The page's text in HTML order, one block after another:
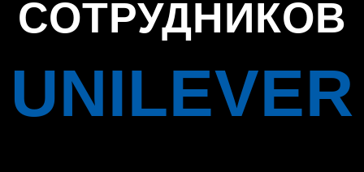
СОТРУДНИКОВ
UNILEVER